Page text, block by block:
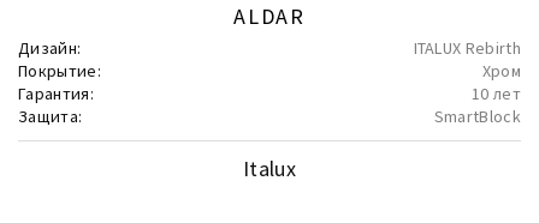
ALDAR
Дизайн:
ITALUX Rebirth
Покрытие:
Хром
Гарантия:
10 лет
Защита:
SmartBlock
Italux